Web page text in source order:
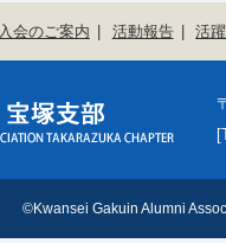
入会のご案内 活動報告 活
©Kwansei Gakuin Alumni